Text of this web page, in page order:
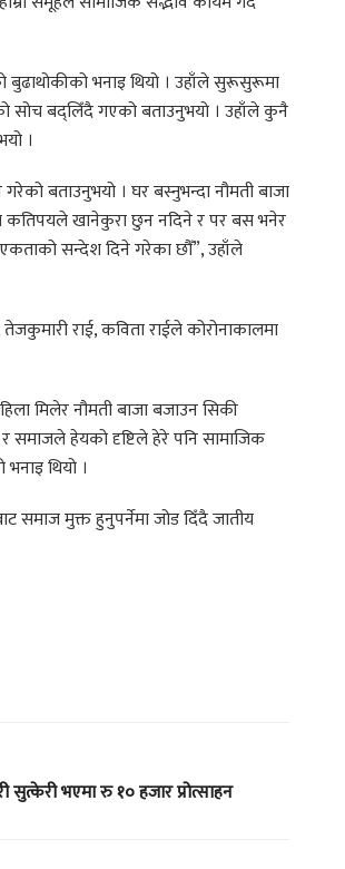
भनाइ थियो । उहाँले सुरूसुरूमा
सोच बद्लिँदै गएको बताउनुभयो । उहाँले कुनै
।
बताउनुभयो । घर बस्नुभन्दा नौमती बाजा
कतिपयले खानेकुरा छुन नदिने र पर बस भनेर
एकताको सन्देश दिने गरेका छौँ”, उहाँले
राई, कविता राईले कोरोनाकालमा
मिलेर नौमती बाजा बजाउन सिकी
समाजले हेयको दृष्टिले हेरे पनि सामाजिक
थियो ।
मुक्त हुनुपर्नेमा जोड दिँदै जातीय
सुत्केरी भएमा रु १० हजार प्रोत्साहन